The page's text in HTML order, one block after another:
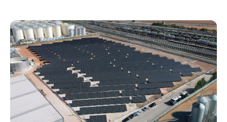
Principios y Valores
corporativos
Política de Calidad
Instalaciones y equipamiento